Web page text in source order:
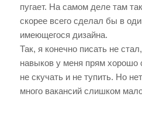
пугает. На самом деле там
скорее всего сделал бы в
имеющегося дизайна.
Так, я конечно писать не
навыков у меня прям хорошо
не скучать и не тупить. Но
много вакансий слишком